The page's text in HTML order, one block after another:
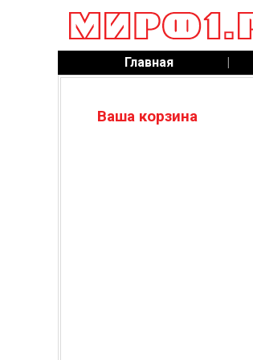
Главная |
Ваша корзина